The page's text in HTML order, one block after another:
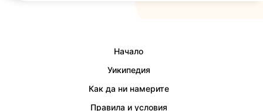
Начало
Уикипедия
Как да ни намерите
Правила и условия